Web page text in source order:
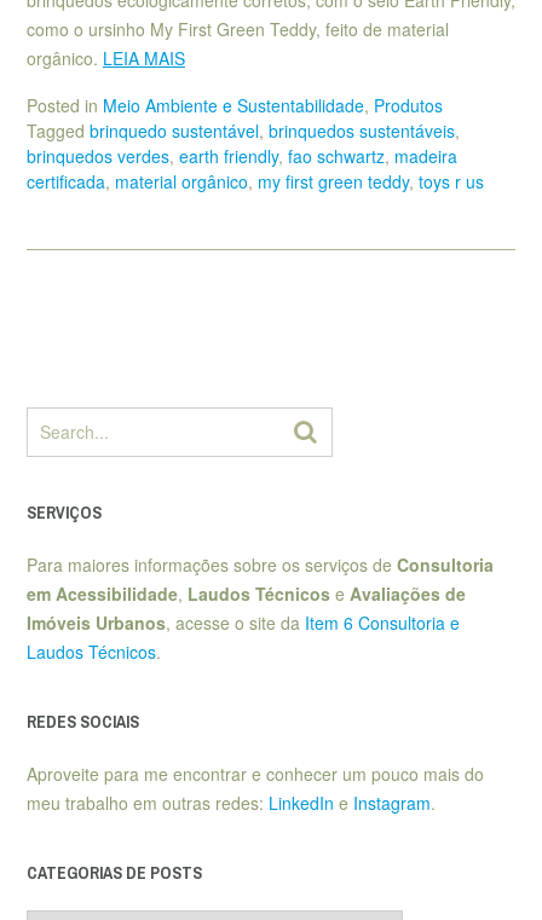
como o ursinho My First Green Teddy, feito de material
orgânico. LEIA MAIS
Posted in Meio Ambiente e Sustentabilidade, Produtos
Tagged brinquedo sustentável, brinquedos sustentáveis,
brinquedos verdes, earth friendly, fao schwartz, madeira
certificada, material orgânico, my first green teddy, toys r us
SERVIÇOS
Para maiores informações sobre os serviços de Consultoria
em Acessibilidade, Laudos Técnicos e Avaliações de
Imóveis Urbanos, acesse o site da Item 6 Consultoria e
Laudos Técnicos.
REDES SOCIAIS
Aproveite para me encontrar e conhecer um pouco mais do
meu trabalho em outras redes: LinkedIn e Instagram.
CATEGORIAS DE POSTS